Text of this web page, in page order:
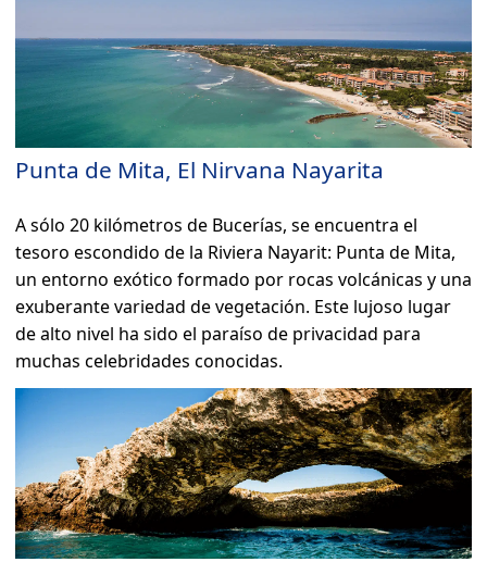
Punta de Mita, El Nirvana Nayarita
A sólo 20 kilómetros de Bucerías, se encuentra el
tesoro escondido de la Riviera Nayarit: Punta de Mita,
un entorno exótico formado por rocas volcánicas y una
exuberante variedad de vegetación. Este lujoso lugar
de alto nivel ha sido el paraíso de privacidad para
muchas celebridades conocidas.